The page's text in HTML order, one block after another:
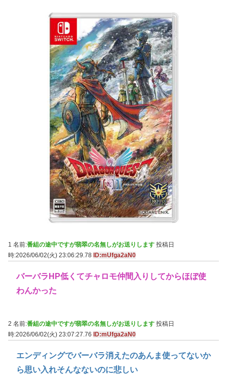
1 名前:番組の途中ですが翡翠の名無しがお送りします 投稿日
時:2026/06/02(火) 23:06:29.78 ID:mUfga2aN0
バーバラHP低くてチャロモ仲間入りしてからほぼ使
わんかった
2 名前:番組の途中ですが翡翠の名無しがお送りします 投稿日
時:2026/06/02(火) 23:07:27.76
ID:mUfga2aN0
エンディングでバーバラ消えたのあんま使ってないか
ら思い入れそんなないのに悲しい